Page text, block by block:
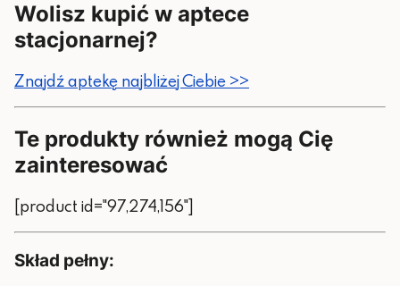
Wolisz kupić w aptece
stacjonarnej?
Znajdź aptekę najbliżej Ciebie >>
Te produkty również mogą Cię
zainteresować
[product id="97,274,156"]
Skład pełny: